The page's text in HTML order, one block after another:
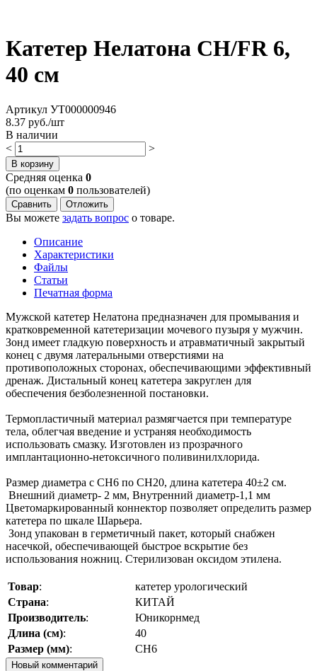
Катетер Нелатона CH/FR 6,
40 см
Артикул УТ000000946
8.37 руб./шт
В наличии
<
>
В корзину
Cредняя оценка 0
(по оценкам 0 пользователей)
Сравнить Отложить
Вы можете задать вопрос о товаре.
Описание
Характеристики
Файлы
Статьи
Печатная форма
Мужской катетер Нелатона предназначен для промывания и
кратковременной катетеризации мочевого пузыря у мужчин.
Зонд имеет гладкую поверхность и атравматичный закрытый
конец с двумя латеральными отверстиями на
противоположных сторонах, обеспечивающими эффективный
дренаж. Дистальный конец катетера закруглен для
обеспечения безболезненной постановки.
Термопластичный материал размягчается при температуре
тела, облегчая введение и устраняя необходимость
использовать смазку. Изготовлен из прозрачного
имплантационно-нетоксичного поливинилхлорида.
Размер диаметра с СН6 по СН20, длина катетера 40±2 см.
Внешний диаметр- 2 мм, Внутренний диаметр-1,1 мм
Цветомаркированный коннектор позволяет определить размер
катетера по шкале Шарьера.
Зонд упакован в герметичный пакет, который снабжен
насечкой, обеспечивающей быстрое вскрытие без
использования ножниц. Стерилизован оксидом этилена.
Товар:
катетер урологический
Страна:
КИТАЙ
Производитель:
Юникорнмед
Длина (см):
40
Размер (мм): CH6
Новый комментарий